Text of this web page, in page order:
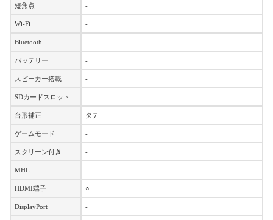
短焦点 -
Wi-Fi -
Bluetooth -
バッテリー -
スピーカー搭載 -
SDカードスロット -
台形補正 タテ
ゲームモード -
スクリーン付き -
MHL -
HDMI端子 ○
DisplayPort -